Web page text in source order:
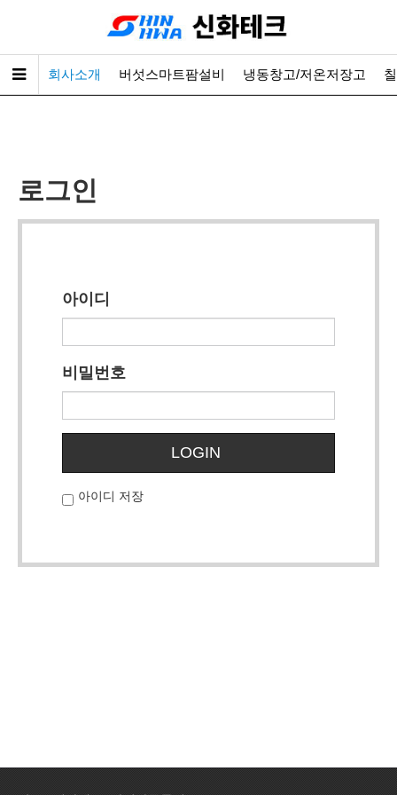
회사소개 버섯스마트팜설비 냉동창고/저온저장고
로그인
아이디
비밀번호
LOGIN
아이디 저장